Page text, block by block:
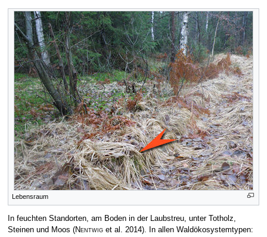
Lebensraum
In feuchten Standorten, am Boden in der Laubstreu, unter Totholz,
Steinen und Moos (Nentwiget al. 2014). In allen Waldökosystemtypen: